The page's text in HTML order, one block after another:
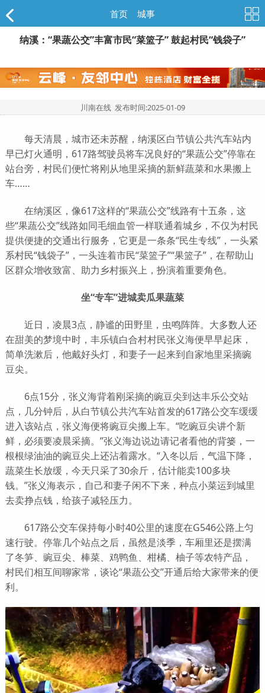
首页 城事
纳溪：“果蔬公交”丰富市民“菜篮子” 鼓起村民“钱袋子”
川南在线 发布时间:2025-01-09
每天清晨，城市还未苏醒，纳溪区白节镇公共汽车站内
早已灯火通明，617路驾驶员将车况良好的“果蔬公交”停靠在
站台旁，村民们便忙将刚从地里采摘的新鲜蔬菜和水果搬上
车……
在纳溪区，像617这样的“果蔬公交”线路有十五条，这
些“果蔬公交”线路如同毛细血管一样联通着城乡，不仅为村民
提供便捷的交通出行服务，它更是一条条“民生专线”，一头紧
系村民“钱袋子”，一头连着市民“菜篮子”“果篮子”，在帮助山
区群众增收致富、助力乡村振兴上，扮演着重要角色。
坐“专车”进城卖瓜果蔬菜
近日，凌晨3点，静谧的田野里，虫鸣阵阵。大多数人还
在甜美的梦境中时，丰乐镇白合村村民张义海便早早起床，
简单洗漱后，他戴好头灯，和妻子一起来到自家地里采摘豌
豆尖。
6点15分，张义海背着刚采摘的豌豆尖到达丰乐公交站
点，几分钟后，从白节镇公共汽车站首发的617路公交车缓缓
进入该站点，张义海便将豌豆尖搬上车。“吃豌豆尖讲个新
鲜，必须要凌晨采摘。”张义海边说边请记者看他的背篓，一
根根绿油油的豌豆尖上还沾着露水。“入冬以后，气温下降，
蔬菜生长放缓，今天只采了30余斤，估计能卖100多块
钱。”张义海表示，自己和妻子闲不下来，种点小菜运到城里
去卖挣点钱，给孩子减轻压力。
617路公交车保持每小时40公里的速度在G546公路上匀
速行驶。停靠几个站点之后，虽然是淡季，车厢里还是摆满
了冬笋、豌豆尖、棒菜、鸡鸭鱼、柑橘、柚子等农特产品，
村民们相互间聊家常，谈论“果蔬公交”开通后给大家带来的便
利。